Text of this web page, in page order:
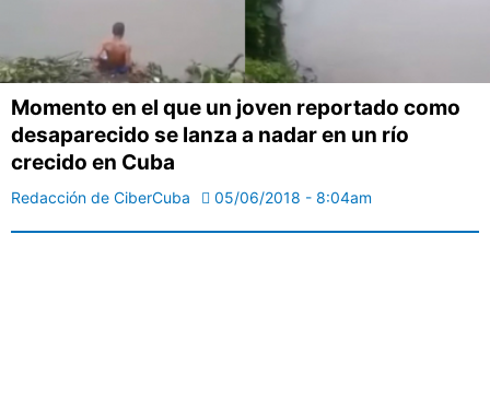
Momento en el que un joven reportado como
desaparecido se lanza a nadar en un río
crecido en Cuba
Redacción de CiberCuba 05/06/2018 - 8:04am